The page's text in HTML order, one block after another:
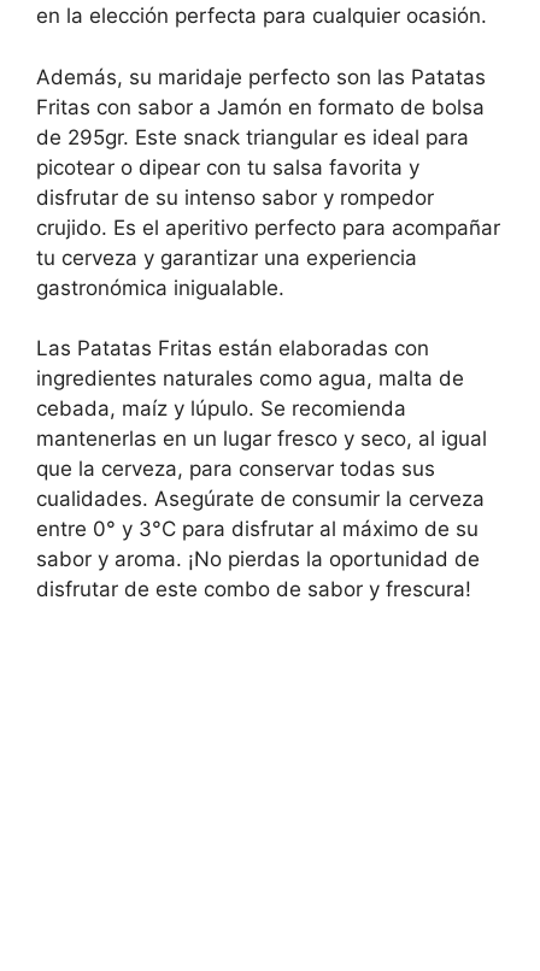
en la elección perfecta para cualquier ocasión.
Además, su maridaje perfecto son las Patatas
Fritas con sabor a Jamón en formato de bolsa
de 295gr. Este snack triangular es ideal para
picotear o dipear con tu salsa favorita y
disfrutar de su intenso sabor y rompedor
crujido. Es el aperitivo perfecto para acompañar
tu cerveza y garantizar una experiencia
gastronómica inigualable.
Las Patatas Fritas están elaboradas con
ingredientes naturales como agua, malta de
cebada, maíz y lúpulo. Se recomienda
mantenerlas en un lugar fresco y seco, al igual
que la cerveza, para conservar todas sus
cualidades. Asegúrate de consumir la cerveza
entre 0° y 3°C para disfrutar al máximo de su
sabor y aroma. ¡No pierdas la oportunidad de
disfrutar de este combo de sabor y frescura!